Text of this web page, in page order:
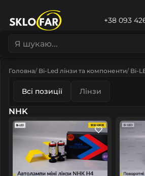
+38 093
Головна Bi-Led лінзи та компоненти Bi-
Всі позиції Лінзи
NHK